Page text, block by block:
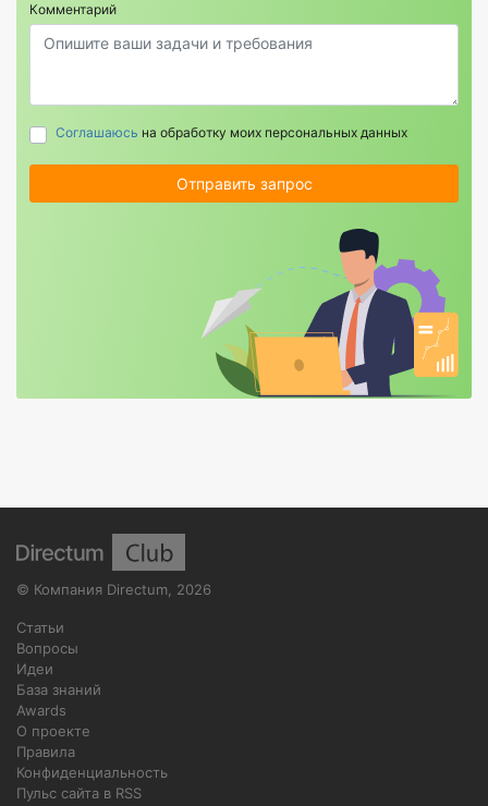
Комментарий
Соглашаюсь на обработку моих персональных данных
Отправить запрос
© Компания Directum, 2026
Статьи
Вопросы
Идеи
База знаний
Awards
О проекте
Правила
Конфиденциальность
Пульс сайта в RSS